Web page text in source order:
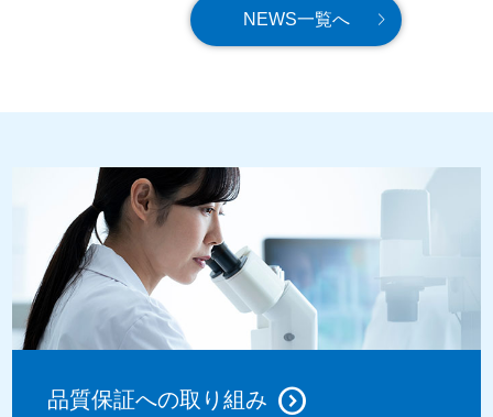
NEWS一覧へ
品質保証への取り組み